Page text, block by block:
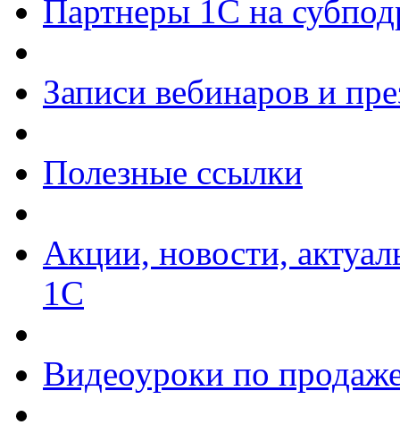
Партнеры 1С на
Записи вебинаров и
Полезные ссылки
Акции, новости,
1С
Видеоуроки по